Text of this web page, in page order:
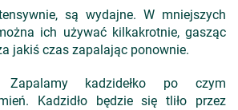
są wydajne. W mniejszych
ich używać kilkakrotnie, gasząc
jakiś czas zapalając ponownie.
Zapalamy kadzidełko po czym
Kadzidło będzie się tliło przez